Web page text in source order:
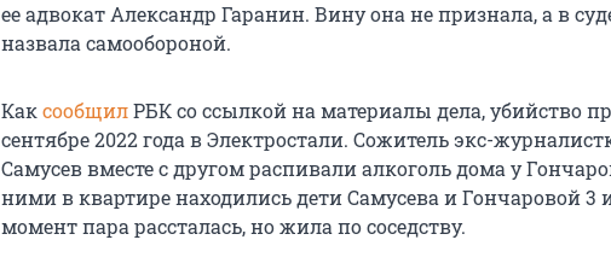
ее адвокат Александр Гаранин. Вину она не признала, а в
назвала самообороной.
КаксообщилРБК со ссылкой на материалы дела, убийство
сентябре 2022 года в Электростали. Сожитель экс-
Самусев вместе с другом распивали алкоголь дома у
ними в квартире находились дети Самусева и Гончаровой 3
момент пара рассталась, но жила по соседству.